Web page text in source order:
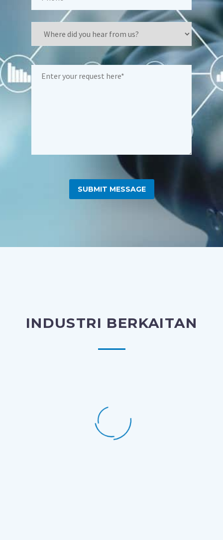
INDUSTRI BERKAITAN